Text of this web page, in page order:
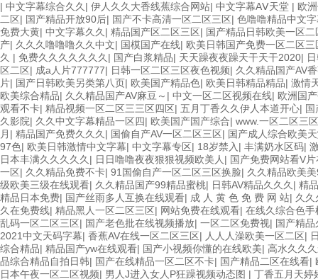
| 中文字幕综合久久 | 伊人久久大香线蕉综合网站| 中文字幕AⅤ天堂 | 欧
二区| 国产精品开放90后| 国产不卡高清一区二区三区| 色噜噜精品中文
免费大黄| 中文字幕久久 | 精品国产区二区三区| 国产精品日韩欧美一区二
产| 久久久噜噜噜久久中文| 国模国产在线| 欧美日韩国产免费一区二区三
久 | 免费久久久久久久久 | 国产白浆精品| 天天躁夜夜躁天干天干2020|
区二区| 成a人片777777| 日韩一区二区三区夜色视频| 久久精品国产AV
片| 国产日韩欧美另类第八页| 欧美国产精品色| 欧美日韩精品精品| 激情
欧美综合精品| 久久精品国产AV麻豆～ | 中文一区二区视频在线| 欧洲国
观看不卡| 精品视频一区二区三三区四区| 五月丁香久久伊人本道开心|
久影院| 久久中文字幕精品一区四| 欧美国产国产综合| www.一区二区三区
月 | 精品国产免费久久久 | 国偷自产AV一区二区三区| 国产成人综合欧美
97色| 欧美日韩激情中文字幕| 中文字幕专区| 18岁禁入 | 丰满奶水区码|
日本丰满久久久久久 | 日日噜噜夜夜狠狠视频欧美人 | 国产免费网站看V
一区| 久久精品免费不卡| 91国偷自产一区二区三区换脸| 久久精品欧美
级欧美三级在线观看| 久久精品国产99精品蜜桃| 日韩AV精品久久久 | 精
精品日本免费| 国产丝雨多人互换在线观看| 成 人 黄 色 免 费 网 站| 久久
久在免费线| 精品黑人一区二区三区| 网站免费在线观看| 在线久综合色手
乱码一区二区三区| 国产老色批在线视频播放| 一区二区免费视| 国产精
2021中文天码字幕| 香蕉AV在线一区二区三区| 人人人澡欧美一区二区|
综合精品| 精品国产yw在线观看| 国产小视频你懂的在线欧美| 高水久久
品综合精品自拍日韩| 国产在线精品一区二区不卡| 国产精品二区在线看|
日本午夜一区二区视频| 男人J进入女人P狂躁视频动态图 | 丁香五月天婷